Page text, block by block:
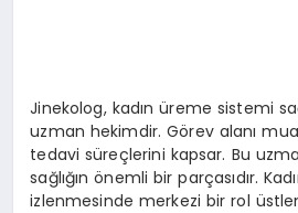
Jinekolog, kadın üreme sistemi
uzman hekimdir. Görev alanı
tedavi süreçlerini kapsar. Bu
sağlığın önemli bir parçasıdır.
izlenmesinde merkezi bir rol